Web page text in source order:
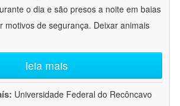
o dia e são presos a noite em baias
motivos de segurança. Deixar animais
leia mais
Universidade Federal do Recôncavo